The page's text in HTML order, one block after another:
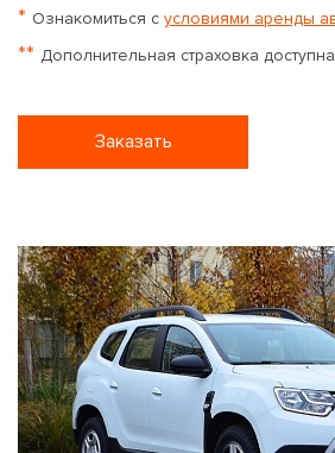
* Ознакомиться с условиями аренды
** Дополнительная страховка
Заказать